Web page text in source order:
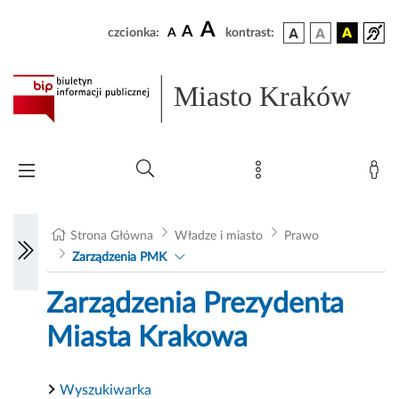
czcionka: A A A kontrast:
Miasto Kraków
Strona Główna Władze i miasto
Prawo
Zarządzenia PMK
Zarządzenia Prezydenta
Miasta Krakowa
Wyszukiwarka